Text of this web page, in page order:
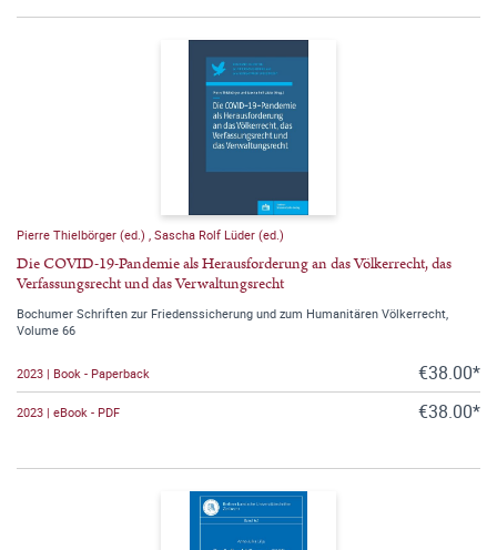
Pierre Thielbörger (ed.) , Sascha Rolf Lüder (ed.)
Die COVID-19-Pandemie als Herausforderung an das Völkerrecht, das
Verfassungsrecht und das Verwaltungsrecht
Bochumer Schriften zur Friedenssicherung und zum Humanitären Völkerrecht,
Volume 66
2023 | Book - Paperback €38.00*
2023 | eBook - PDF €38.00*